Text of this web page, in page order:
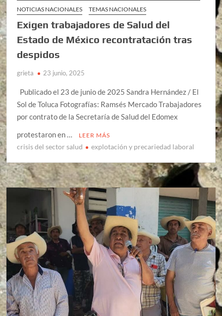
NOTICIAS NACIONALES
TEMAS NACIONALES
Exigen trabajadores de Salud del
Estado de México recontratación tras
despidos
grieta 23 junio, 2025
Publicado el 23 de junio de 2025 Sandra Hernández / El
Sol de Toluca Fotografías: Ramsés Mercado Trabajadores
por contrato de la Secretaría de Salud del Edomex
protestaron en …
LEER MÁS
crisis del sector salud explotación y precariedad laboral